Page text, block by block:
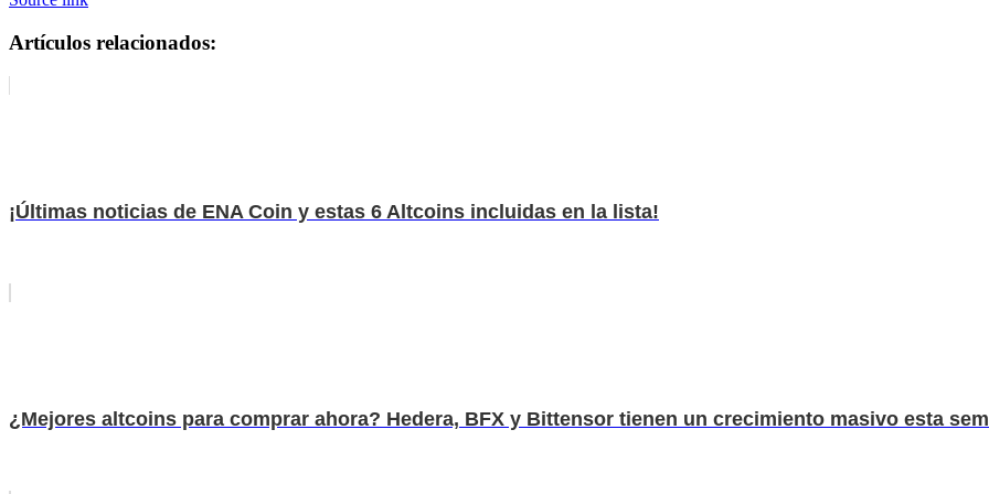
Artículos relacionados:
¡Últimas noticias de ENA Coin y estas 6 Altcoins incluidas en la lista!
¿Mejores altcoins para comprar ahora? Hedera, BFX y Bittensor tienen un crecimiento masivo esta